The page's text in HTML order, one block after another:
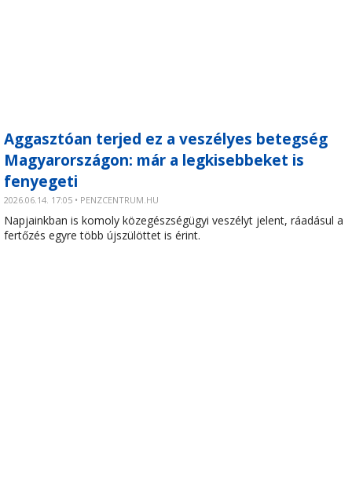
Aggasztóan terjed ez a veszélyes betegség
Magyarországon: már a legkisebbeket is
fenyegeti
2026.06.14. 17:05 • PENZCENTRUM.HU
Napjainkban is komoly közegészségügyi veszélyt jelent, ráadásul a
fertőzés egyre több újszülöttet is érint.